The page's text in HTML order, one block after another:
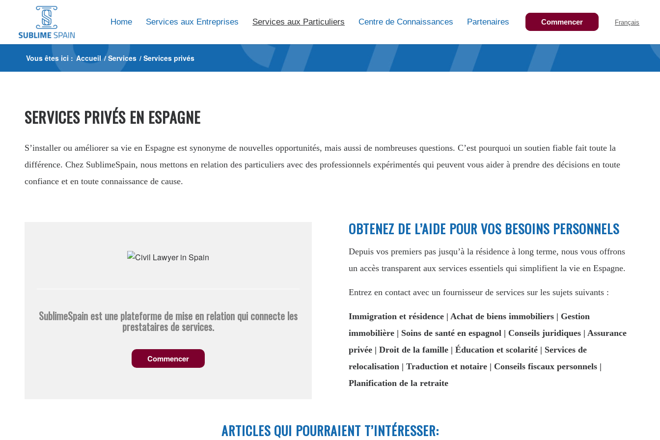
Home Services aux Entreprises Services aux Particuliers Centre de Connaissances Partenaires Commencer Français
Vous êtes ici : Accueil / Services / Services privés
SERVICES PRIVÉS EN ESPAGNE
S’installer ou améliorer sa vie en Espagne est synonyme de nouvelles opportunités, mais aussi de nombreuses questions. C’est pourquoi un soutien fiable fait toute la
différence. Chez SublimeSpain, nous mettons en relation des particuliers avec des professionnels expérimentés qui peuvent vous aider à prendre des décisions en toute
confiance et en toute connaissance de cause.
SublimeSpain est une plateforme de mise en relation qui connecte les
prestataires de services.
Commencer
OBTENEZ DE L’AIDE POUR VOS BESOINS PERSONNELS
Depuis vos premiers pas jusqu’à la résidence à long terme, nous vous offrons
un accès transparent aux services essentiels qui simplifient la vie en Espagne.
Entrez en contact avec un fournisseur de services sur les sujets suivants :
Immigration et résidence | Achat de biens immobiliers | Gestion
immobilière | Soins de santé en espagnol | Conseils juridiques | Assurance
privée | Droit de la famille | Éducation et scolarité | Services de
relocalisation | Traduction et notaire | Conseils fiscaux personnels |
Planification de la retraite
ARTICLES QUI POURRAIENT T’INTÉRESSER: